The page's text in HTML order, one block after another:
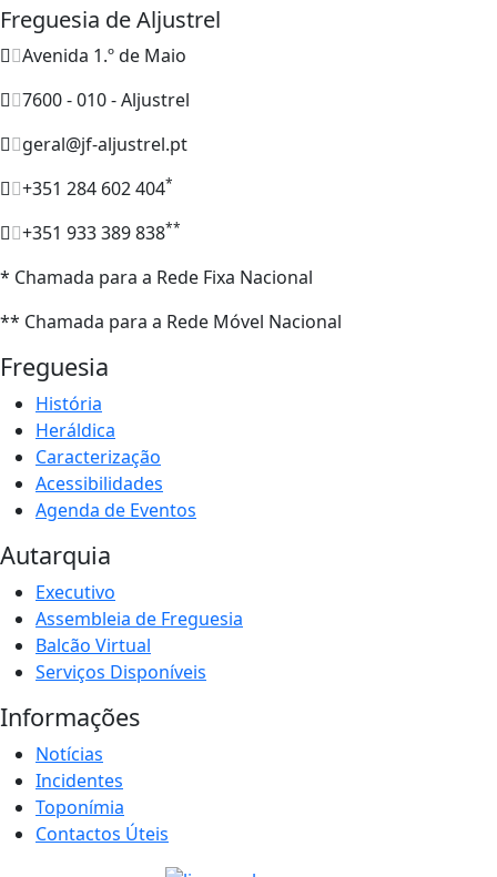
Freguesia de Aljustrel
Avenida 1.º de Maio
7600 - 010 - Aljustrel
geral@jf-aljustrel.pt
+351 284 602 404*
+351 933 389 838**
* Chamada para a Rede Fixa Nacional
** Chamada para a Rede Móvel Nacional
Freguesia
História
Heráldica
Caracterização
Acessibilidades
Agenda de Eventos
Autarquia
Executivo
Assembleia de Freguesia
Balcão Virtual
Serviços Disponíveis
Informações
Notícias
Incidentes
Toponímia
Contactos Úteis